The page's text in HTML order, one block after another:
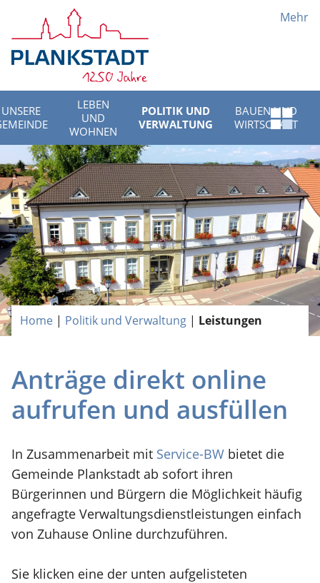
Mehr
UNSERE
LEBEN
UND
WOHNEN
POLITIK UND
VERWALTUNG
BAUEN UND
WIRTSCHAFT
Menü
öffnen
Home | Politik und Verwaltung | Leistungen
Anträge direkt online
aufrufen und ausfüllen
In Zusammenarbeit mit Service-BW bietet die
Gemeinde Plankstadt ab sofort ihren
Bürgerinnen und Bürgern die Möglichkeit häufig
angefragte Verwaltungsdienstleistungen einfach
von Zuhause Online durchzuführen.
Sie klicken eine der unten aufgelisteten